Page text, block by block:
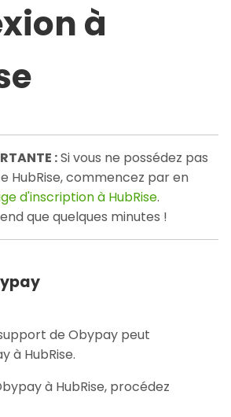
à
:Si vous ne possédez pas
HubRise, commencez par en
d'inscription à HubRise.
que quelques minutes !
de Obypay peut
à HubRise.
à HubRise, procédez